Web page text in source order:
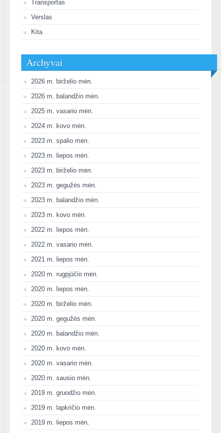
Transportas
Verslas
Kita
Archyvai
2026 m. birželio mėn.
2026 m. balandžio mėn.
2025 m. vasario mėn.
2024 m. kovo mėn.
2023 m. spalio mėn.
2023 m. liepos mėn.
2023 m. birželio mėn.
2023 m. gegužės mėn.
2023 m. balandžio mėn.
2023 m. kovo mėn.
2022 m. liepos mėn.
2022 m. vasario mėn.
2021 m. liepos mėn.
2020 m. rugpjūčio mėn.
2020 m. liepos mėn.
2020 m. birželio mėn.
2020 m. gegužės mėn.
2020 m. balandžio mėn.
2020 m. kovo mėn.
2020 m. vasario mėn.
2020 m. sausio mėn.
2019 m. gruodžio mėn.
2019 m. lapkričio mėn.
2019 m. liepos mėn.